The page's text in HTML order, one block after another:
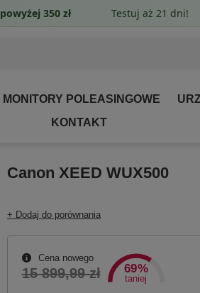
MONITORY POLEASINGOWE
KONTAKT
Canon XEED WUX500
+ Dodaj do porównania
Cena nowego
15 899,99 zł 69%
taniej
350 zł Testuj aż 21 dni!